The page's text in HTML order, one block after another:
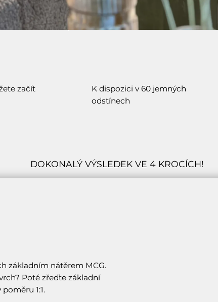
začít
K dispozici v 60 jemných
odstínech
DOKONALÝ VÝSLEDEK VE 4 KROCÍCH!
základním nátěrem MCG.
Poté zřeďte základní
1:1.